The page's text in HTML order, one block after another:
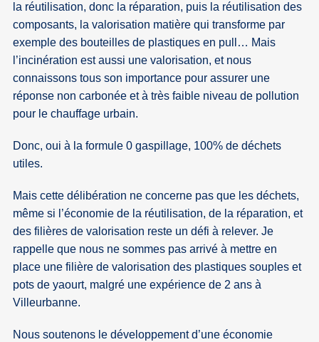
la réutilisation, donc la réparation, puis la réutilisation des
composants, la valorisation matière qui transforme par
exemple des bouteilles de plastiques en pull… Mais
l’incinération est aussi une valorisation, et nous
connaissons tous son importance pour assurer une
réponse non carbonée et à très faible niveau de pollution
pour le chauffage urbain.
Donc, oui à la formule 0 gaspillage, 100% de déchets
utiles.
Mais cette délibération ne concerne pas que les déchets,
même si l’économie de la réutilisation, de la réparation, et
des filières de valorisation reste un défi à relever. Je
rappelle que nous ne sommes pas arrivé à mettre en
place une filière de valorisation des plastiques souples et
pots de yaourt, malgré une expérience de 2 ans à
Villeurbanne.
Nous soutenons le développement d’une économie